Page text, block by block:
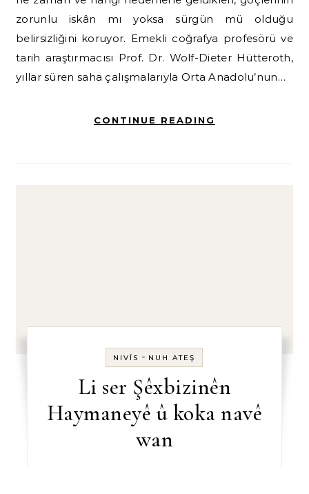
zorunlu iskân mı yoksa sürgün mü olduğu
belirsizliğini koruyor. Emekli coğrafya profesörü ve
tarih araştırmacısı Prof. Dr. Wolf-Dieter Hütteroth,
yıllar süren saha çalışmalarıyla Orta Anadolu’nun…
CONTINUE READING
NIVÎS - NUH ATEŞ
Li ser Şêxbizinên
Haymaneyê û koka navê
wan